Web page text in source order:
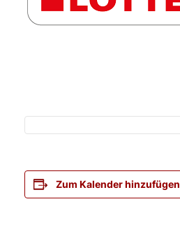
Zum Kalender hinzufügen